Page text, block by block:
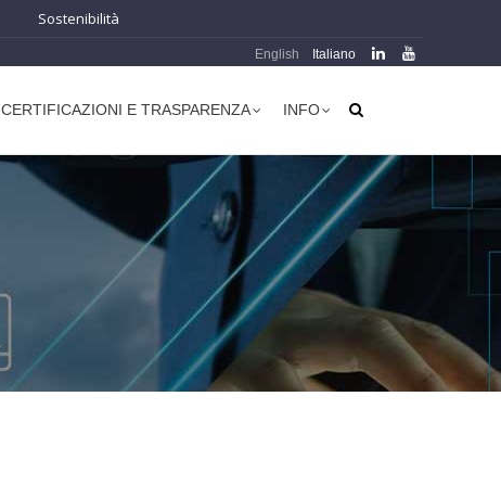
Sostenibilità
Italiano
English
CERTIFICAZIONI E TRASPARENZA INFO